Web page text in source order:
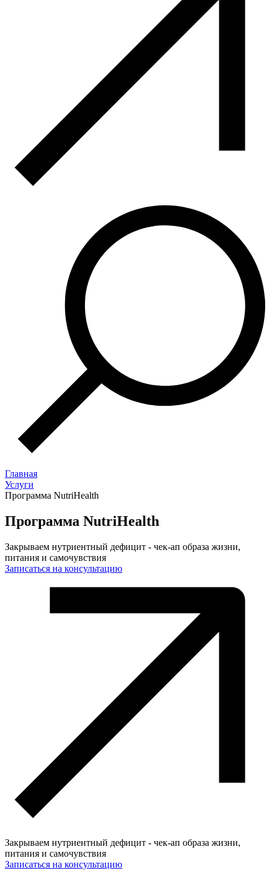
Главная
Услуги
Программа NutriHealth
Программа NutriHealth
Закрываем нутриентный дефицит - чек-ап образа жизни,
питания и самочувствия
Записаться на консультацию
Закрываем нутриентный дефицит - чек-ап образа жизни,
питания и самочувствия
Записаться на консультацию